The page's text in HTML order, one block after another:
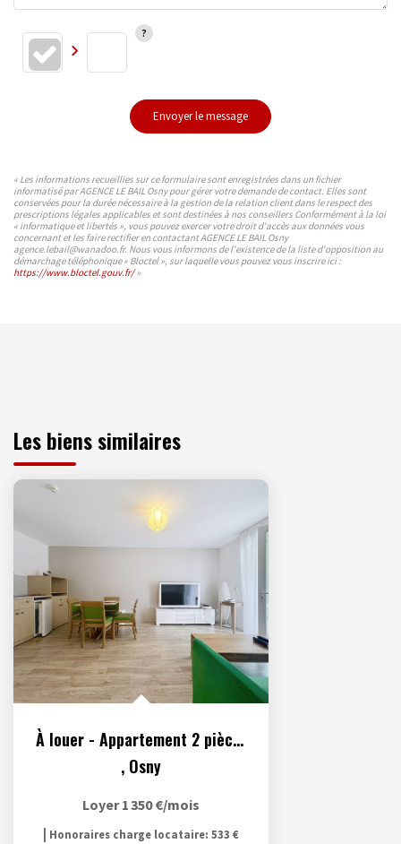
Envoyer le message
« Les informations recueillies sur ce formulaire sont enregistrées dans un fichier
informatisé par AGENCE LE BAIL Osny pour gérer votre demande de contact. Elles sont
conservées pour la durée nécessaire à la gestion de la relation client dans le respect des
prescriptions légales applicables et sont destinées à nos conseillers Conformément à la loi
« informatique et libertés », vous pouvez exercer votre droit d'accès aux données vous
concernant et les faire rectifier en contactant AGENCE LE BAIL Osny
agence.lebail@wanadoo.fr. Nous vous informons de l'existence de la liste d'opposition au
démarchage téléphonique « Bloctel », sur laquelle vous pouvez vous inscrire ici :
https://www.bloctel.gouv.fr/»
Les biens similaires
À louer - Appartement 2 pièces meublé situé à Osny
, Osny
Loyer 1 350 €/mois
| Honoraires charge locataire: 533 €